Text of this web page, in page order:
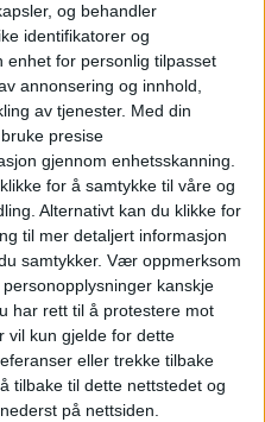
og behandler
identifikatorer og
enhet for personlig tilpasset
annonsering og innhold,
av tjenester. Med din
bruke presise
gjennom enhetsskanning.
for å samtykke til våre og
Alternativt kan du klikke for
til mer detaljert informasjon
samtykker. Vær oppmerksom
kanskje
har rett til å protestere mot
vil kun gjelde for dette
eller trekke tilbake
tilbake til dette nettstedet og
på nettsiden.
skulpturer
i
skape gode
Oslos største